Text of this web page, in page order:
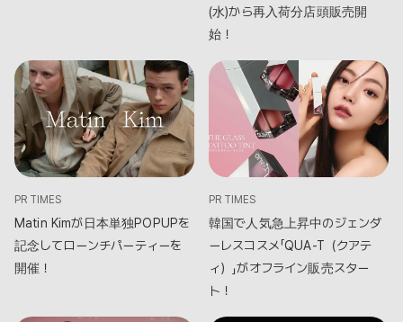
(水)から再入荷分店頭販売開
始！
PR TIMES
Matin Kimが日本単独POPUPを
記念してローンチパーティーを
開催！
PR TIMES
韓国で人気急上昇中のジェンダ
ーレスコスメ「QUA-T（クアテ
ィ）」がオフライン販売スター
ト！